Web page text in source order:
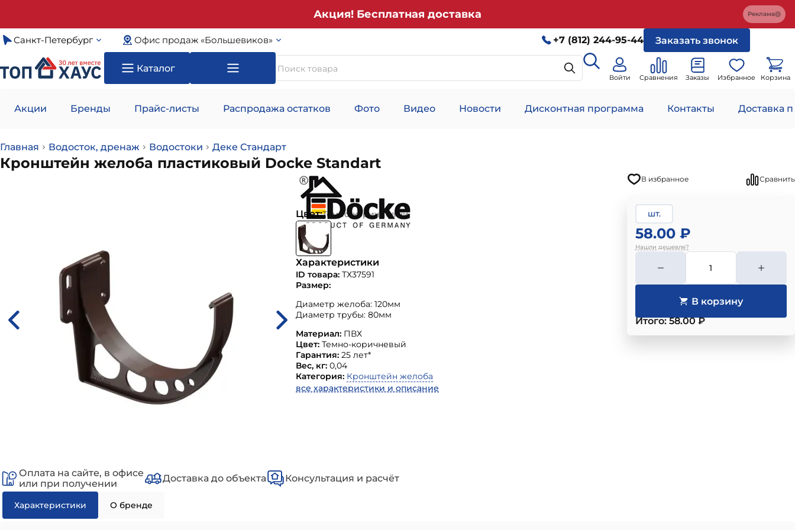
Акция! Бесплатная доставка Реклама
Санкт-Петербург Офис продаж «Большевиков» +7 (812) 244-95-44 Заказать звонок
Каталог
Войти Сравнения Заказы Избранное Корзина
Акции Бренды Прайс-листы Распродажа остатков Фото Видео Новости Дисконтная программа Контакты Доставка
Главная Водосток, дренаж Водостоки Деке Стандарт
Кронштейн желоба пластиковый Docke Standart
В избранное Сравнить
Цвет:Темно-коричневый
Характеристики
ID товара: ТХ37591
Размер:
Диаметр желоба: 120мм
Диаметр трубы: 80мм
Материал: ПВХ
Цвет: Темно-коричневый
Гарантия: 25 лет*
Вес, кг: 0,04
Категория: Кронштейн желоба
все характеристики и описание
шт.
58.00 ₽
Нашли дешевле?
Итого: 58.00 ₽
Оплата на сайте, в офисе
или при получении
Доставка до объекта Консультация и расчёт
Характеристики О бренде